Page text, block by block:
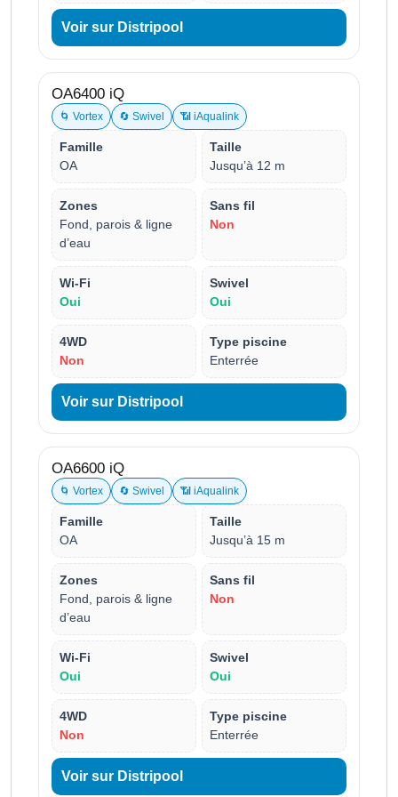
Voir sur Distripool
OA6400 iQ
🌀 Vortex 🔄 Swivel 📶 iAqualink
Famille
OA
Taille
Jusqu’à 12 m
Zones
Fond, parois & ligne
d’eau
Sans fil
Non
Wi-Fi
Oui
Swivel
Oui
4WD
Non
Type piscine
Enterrée
Voir sur Distripool
OA6600 iQ
🌀 Vortex 🔄 Swivel 📶 iAqualink
Famille
OA
Taille
Jusqu’à 15 m
Zones
Fond, parois & ligne
d’eau
Sans fil
Non
Wi-Fi
Oui
Swivel
Oui
4WD
Non
Type piscine
Enterrée
Voir sur Distripool